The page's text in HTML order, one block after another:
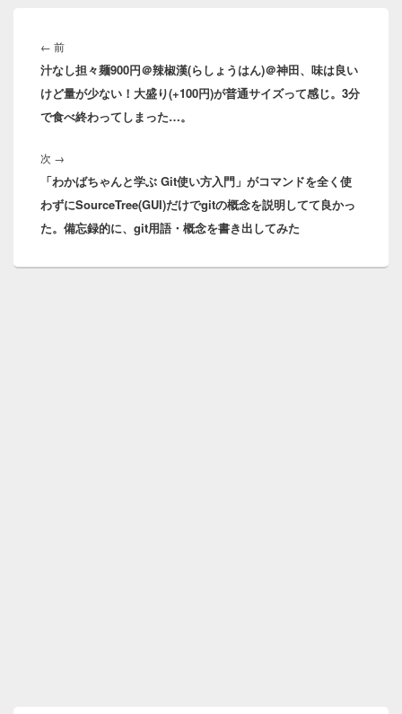
稿
ナ
ビ
ゲ
ー
ョ
ン
← 前前
の
投
稿:
汁なし担々麺900円＠辣椒漢(らしょうはん)＠神田、味は良い
けど量が少ない！大盛り(+100円)が普通サイズって感じ。3分
で食べ終わってしまった…。
次 →
の
投
稿:
「わかばちゃんと学ぶ Git使い方入門」がコマンドを全く使
わずにSourceTree(GUI)だけでgitの概念を説明してて良かっ
た。備忘録的に、git用語・概念を書き出してみた